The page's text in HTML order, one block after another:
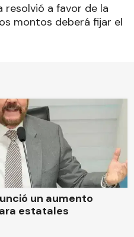
resolvió a favor de la
montos deberá fijar el
un aumento
estatales